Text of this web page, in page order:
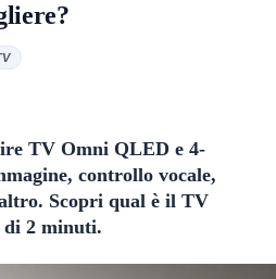
TV Omni QLED e 4-
controllo vocale,
Scopri qual è il TV
di 2 minuti.